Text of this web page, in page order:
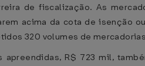
de fiscalização. As
acima da cota de isenção
320 volumes de
R$ 723 mil,